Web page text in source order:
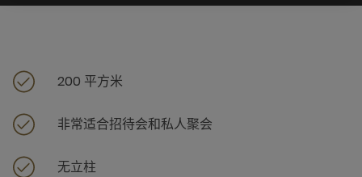
200 平方米
非常适合招待会和私人聚会
无立柱